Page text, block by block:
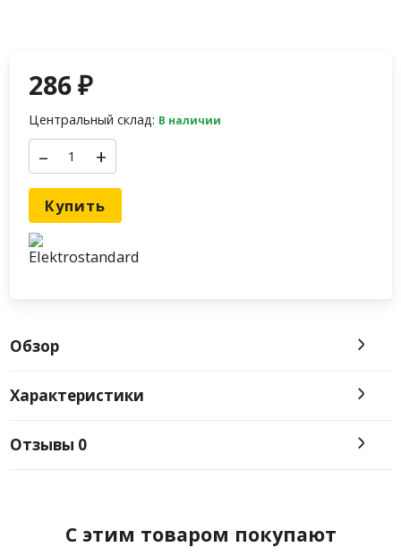
286₽
Центральный склад: В наличии
– +
Купить
Обзор
Характеристики
Отзывы 0
C этим товаром покупают